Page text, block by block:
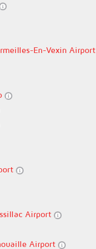
En-Vexin Airport
Airport
Airport